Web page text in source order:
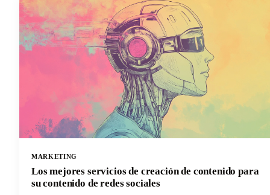
MARKETING
Los mejores servicios de creación de contenido para
su contenido de redes sociales